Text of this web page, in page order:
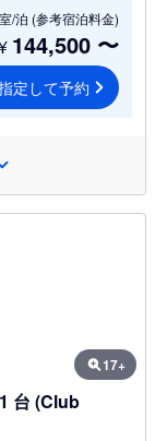
/泊 (参考宿泊料金)
144,500 〜
定して予約
17+
台 (Club